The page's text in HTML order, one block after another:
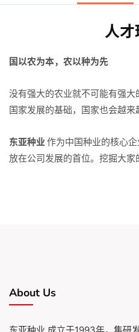
服务与支持
招贤纳士
官方商城
人
国以农为本，农以种为先
没有强大的农业就不可能有强
国家发展的基础，国家也会越来
东亚种业作为中国种业的核心
放在公司发展的首位。挖掘大家
About Us